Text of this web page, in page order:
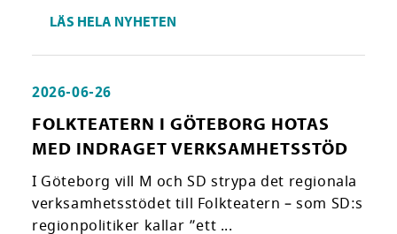
LÄS HELA NYHETEN
2026-06-26
FOLKTEATERN I GÖTEBORG HOTAS
MED INDRAGET VERKSAMHETSSTÖD
I Göteborg vill M och SD strypa det regionala
verksamhetsstödet till Folkteatern – som SD:s
regionpolitiker kallar ”ett ...